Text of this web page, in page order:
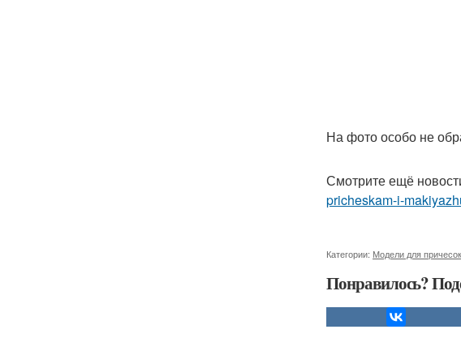
На фото особо не
Смотрите ещё
pricheskam-i-
Категории: Модели для
Понравилось?